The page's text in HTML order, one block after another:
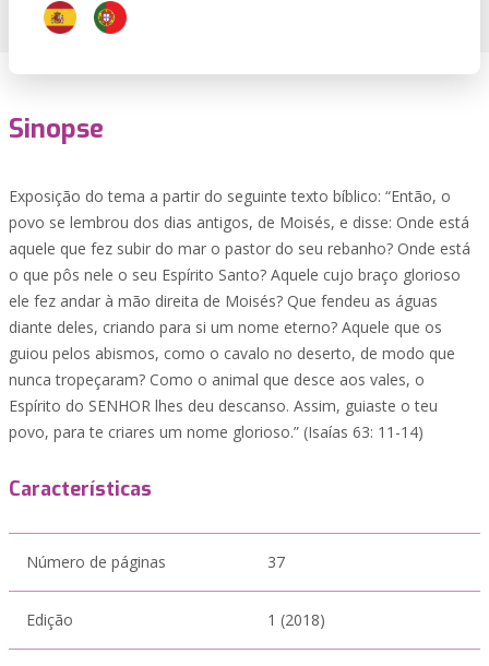
Sinopse
Exposição do tema a partir do seguinte texto bíblico: “Então, o
povo se lembrou dos dias antigos, de Moisés, e disse: Onde está
aquele que fez subir do mar o pastor do seu rebanho? Onde está
o que pôs nele o seu Espírito Santo? Aquele cujo braço glorioso
ele fez andar à mão direita de Moisés? Que fendeu as águas
diante deles, criando para si um nome eterno? Aquele que os
guiou pelos abismos, como o cavalo no deserto, de modo que
nunca tropeçaram? Como o animal que desce aos vales, o
Espírito do SENHOR lhes deu descanso. Assim, guiaste o teu
povo, para te criares um nome glorioso.” (Isaías 63: 11-14)
Características
Número de páginas 37
Edição 1 (2018)